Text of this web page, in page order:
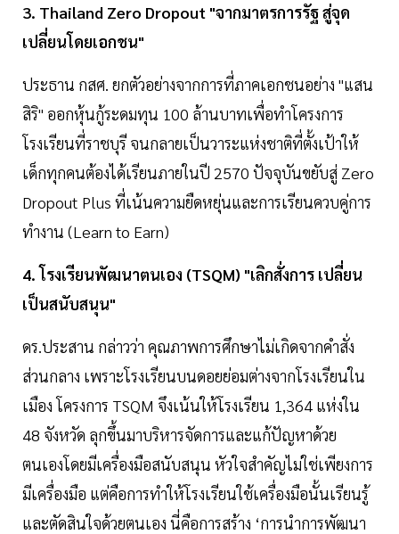
3. Thailand Zero Dropout "จากมาตรการรัฐ สู่จุด
เปลี่ยนโดยเอกชน"
ประธาน กสศ. ยกตัวอย่างจากการที่ภาคเอกชนอย่าง "แสน
สิริ" ออกหุ้นกู้ระดมทุน 100 ล้านบาทเพื่อทำโครงการ
โรงเรียนที่ราชบุรี จนกลายเป็นวาระแห่งชาติที่ตั้งเป้าให้
เด็กทุกคนต้องได้เรียนภายในปี 2570 ปัจจุบันขยับสู่ Zero
Dropout Plus ที่เน้นความยืดหยุ่นและการเรียนควบคู่การ
ทำงาน (Learn to Earn)
4. โรงเรียนพัฒนาตนเอง (TSQM) "เลิกสั่งการ เปลี่ยน
เป็นสนับสนุน"
ดร.ประสาน กล่าวว่า คุณภาพการศึกษาไม่เกิดจากคำสั่ง
ส่วนกลาง เพราะโรงเรียนบนดอยย่อมต่างจากโรงเรียนใน
เมือง โครงการ TSQM จึงเน้นให้โรงเรียน 1,364 แห่งใน
48 จังหวัด ลุกขึ้นมาบริหารจัดการและแก้ปัญหาด้วย
ตนเองโดยมีเครื่องมือสนับสนุน หัวใจสำคัญไม่ใช่เพียงการ
มีเครื่องมือ แต่คือการทำให้โรงเรียนใช้เครื่องมือนั้นเรียนรู้
และตัดสินใจด้วยตนเอง นี่คือการสร้าง ‘การนำการพัฒนา